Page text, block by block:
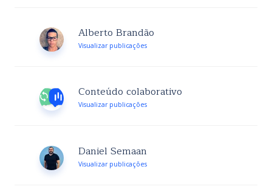
Alberto Brandão
Visualizar publicações
Conteúdo colaborativo
Visualizar publicações
Daniel Semaan
Visualizar publicações